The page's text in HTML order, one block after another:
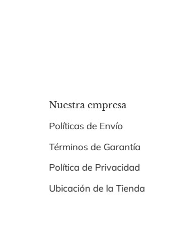
Nuestra empresa
Políticas de Envío
Términos de Garantía
Política de Privacidad
Ubicación de la Tienda